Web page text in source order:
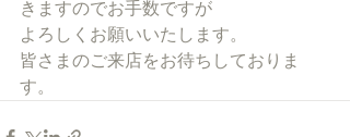
きますのでお手数ですが
よろしくお願いいたします。
皆さまのご来店をお待ちしておりま
す。